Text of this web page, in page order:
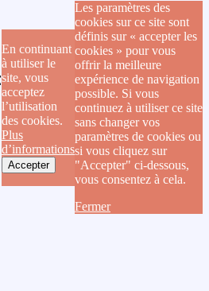
En continuant
à utiliser le
site, vous
acceptez
l’utilisation
des cookies.
Plus
d’informations
Accepter
Les paramètres des
cookies sur ce site sont
définis sur « accepter les
cookies » pour vous
offrir la meilleure
expérience de navigation
possible. Si vous
continuez à utiliser ce site
sans changer vos
paramètres de cookies ou
si vous cliquez sur
"Accepter" ci-dessous,
vous consentez à cela.
Fermer